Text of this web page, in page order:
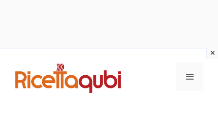
contenuto
MENU